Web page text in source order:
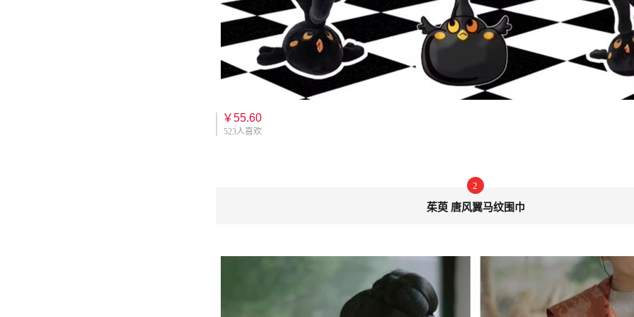
￥55.60
523人喜欢
2
茱萸 唐风翼马纹围巾